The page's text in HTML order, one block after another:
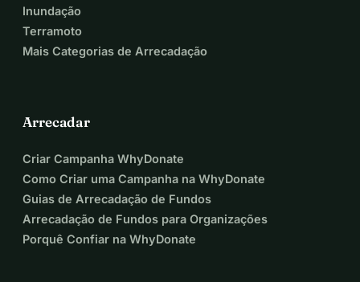
Inundação
Terramoto
Mais Categorias de Arrecadação
Arrecadar
Criar Campanha WhyDonate
Como Criar uma Campanha na WhyDonate
Guias de Arrecadação de Fundos
Arrecadação de Fundos para Organizações
Porquê Confiar na WhyDonate